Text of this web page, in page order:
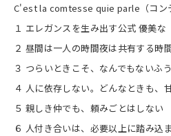
C'est la comtesse quie parle（コン
１ エレガンスを生み出す公式 優美
２ 昼間は一人の時間夜は共有する時
３ つらいときこそ、なんでもないふ
４ 人に依存しない。どんなときも、
５ 親しき仲でも、頼みごとはしない
６ 人付き合いは、必要以上に踏み込